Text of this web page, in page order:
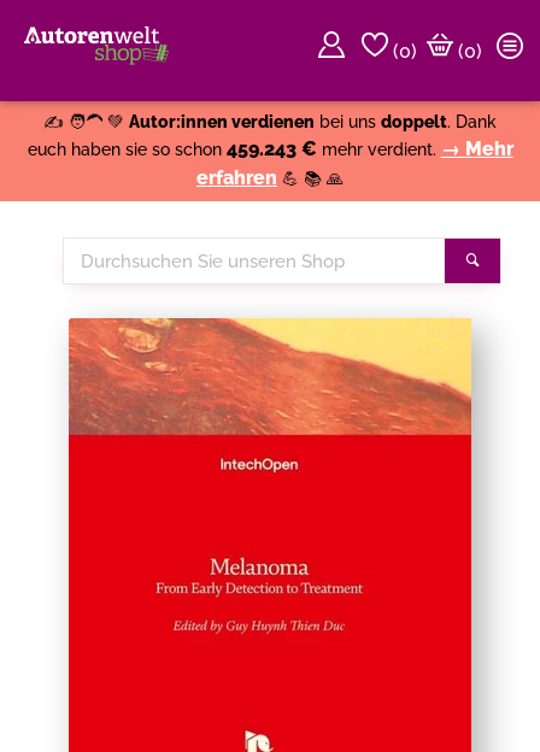
(0)
(0)
✍️ 🧑‍🦱 💚 Autor:innen verdienen bei uns doppelt. Dank
euch haben sie so schon 459.243 € mehr verdient. → Mehr
erfahren 💪 📚 🙏
Durchsuchen
Sie
Shop